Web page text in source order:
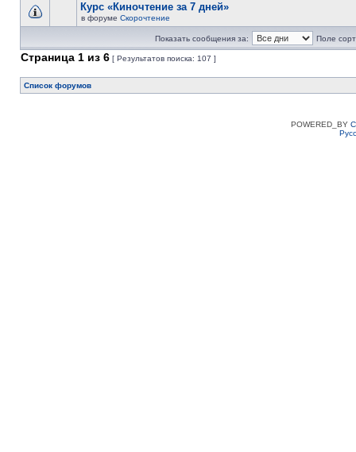
Курс «Киночтение за 7 дней»
в форуме Скорочтение
Показать сообщения за: Поле
Страница 1 из 6 [ Результатов поиска: 107 ]
Список форумов
POWERED_BY